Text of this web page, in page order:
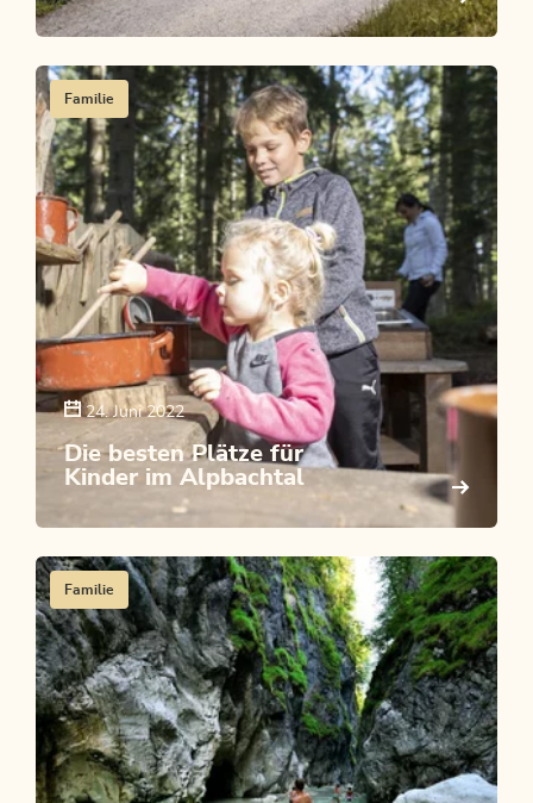
Familie
24. Juni 2022
Die besten Plätze für
Kinder im Alpbachtal
Familie